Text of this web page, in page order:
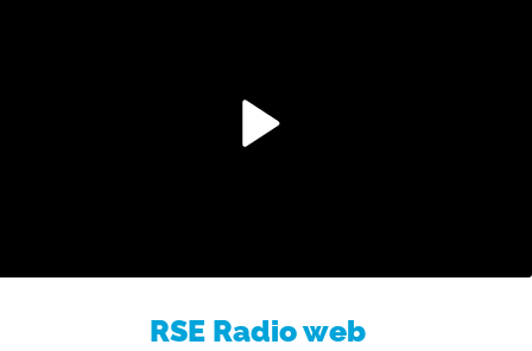
RSE Radio web